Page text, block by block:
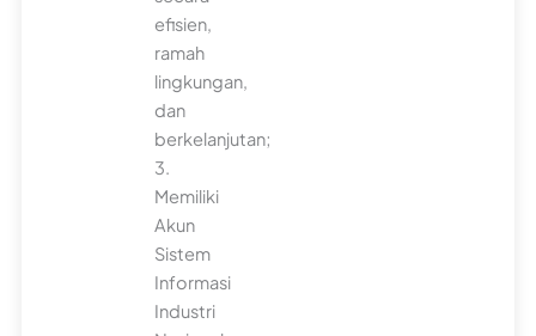
efisien,
ramah
lingkungan,
dan
berkelanjutan;
3.
Memiliki
Akun
Sistem
Informasi
Industri